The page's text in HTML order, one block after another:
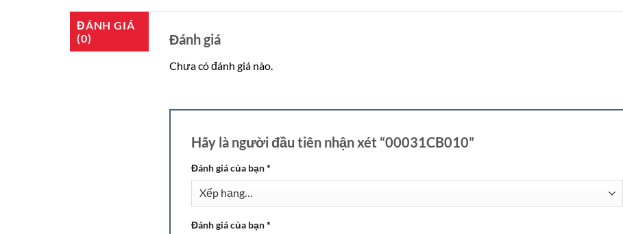
ĐÁNH GIÁ
(0)
Đánh giá
Chưa có đánh giá nào.
Hãy là người đầu tiên nhận xét “00031CB010”
Đánh giá của bạn*
Đánh giá của bạn*